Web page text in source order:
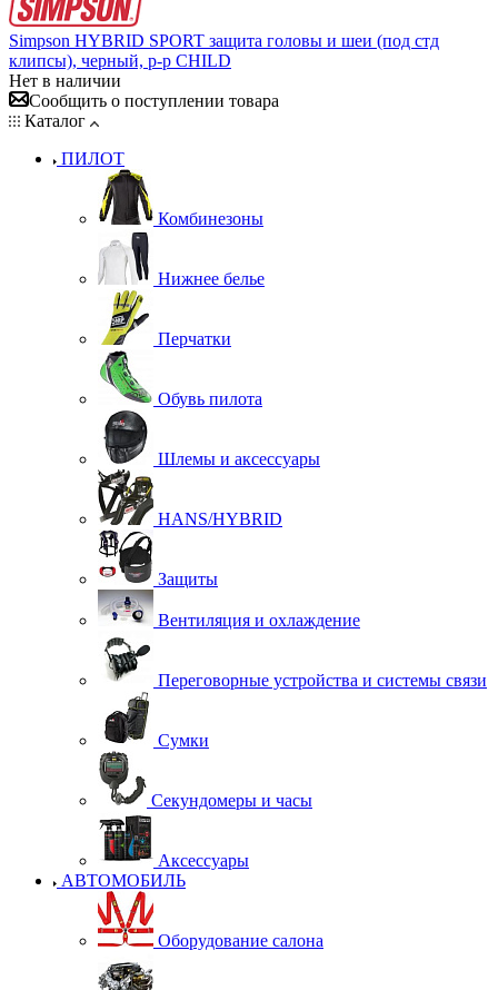
Simpson HYBRID SPORT защита головы и шеи (под стд
клипсы), черный, р-р CHILD
Нет в наличии
Сообщить о поступлении товара
Каталог
ПИЛОТ
Комбинезоны
Нижнее белье
Перчатки
Обувь пилота
Шлемы и аксессуары
HANS/HYBRID
Защиты
Вентиляция и охлаждение
Переговорные устройства и системы связи
Сумки
Секундомеры и часы
Аксессуары
АВТОМОБИЛЬ
Оборудование салона